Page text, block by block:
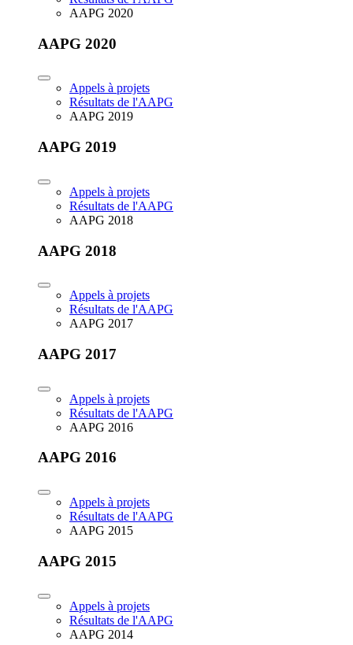
AAPG 2020
AAPG 2020
Appels à projets
Résultats de l'AAPG
AAPG 2019
AAPG 2019
Appels à projets
Résultats de l'AAPG
AAPG 2018
AAPG 2018
Appels à projets
Résultats de l'AAPG
AAPG 2017
AAPG 2017
Appels à projets
Résultats de l'AAPG
AAPG 2016
AAPG 2016
Appels à projets
Résultats de l'AAPG
AAPG 2015
AAPG 2015
Appels à projets
Résultats de l'AAPG
AAPG 2014